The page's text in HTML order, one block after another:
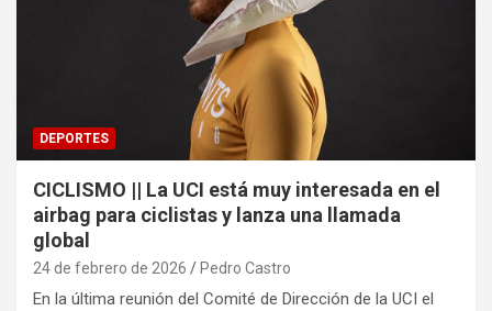
DEPORTES
CICLISMO || La UCI está muy interesada en el
airbag para ciclistas y lanza una llamada
global
24 de febrero de 2026 Pedro Castro
En la última reunión del Comité de Dirección de la UCI el